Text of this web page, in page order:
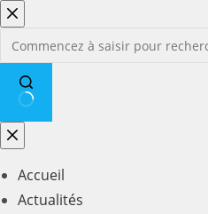
Passer
au
contenu
Aucun
résultat
Accueil
Actualités